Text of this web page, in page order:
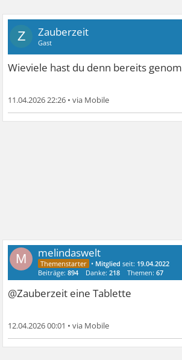
Z Zauberzeit
Gast
Wieviele hast du denn bereits
11.04.2026 22:26 •
M melindaswelt
• Mitglied seit: 19.04.2022
Beiträge:894 Danke:218 Themen:67
@Zauberzeit eine Tablette
12.04.2026 00:01 •